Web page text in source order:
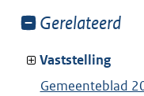
Toon
van:
Gerelateerd
Vaststelling
Gemeenteblad